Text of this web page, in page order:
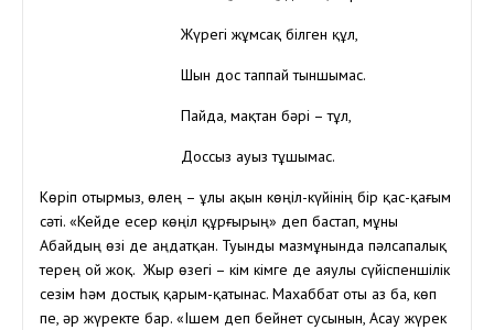
Жүрегі жұмсақ білген құл,
Шын дос таппай тыншымас.
Пайда, мақтан бәрі – тұл,
Доссыз ауыз тұшымас.
Көріп отырмыз, өлең – ұлы ақын көңіл-күйінің бір қас-қағым
сәті. «Кейде есер көңіл құрғырың» деп бастап, мұны
Абайдың өзі де аңдатқан. Туынды мазмұнында пәлсапалық
терең ой жоқ. Жыр өзегі – кім кімге де аяулы сүйіспеншілік
сезім һәм достық қарым-қатынас. Махаббат оты аз ба, көп
пе, әр жүректе бар. «Ішем деп бейнет сусынын, Асау жүрек